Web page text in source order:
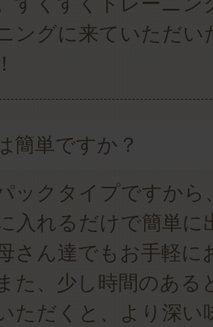
ングに来ていただい
簡単ですか？
ックタイプですから
入れるだけで簡単に
さん達でもお手軽に
た、少し時間のある
ただくと、より深い